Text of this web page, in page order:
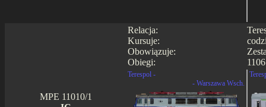
Relacja:
Kursuje:
Obowiązuje:
Obiegi:
MPE 11010/1
Terespol -
- Warszawa Wsch.